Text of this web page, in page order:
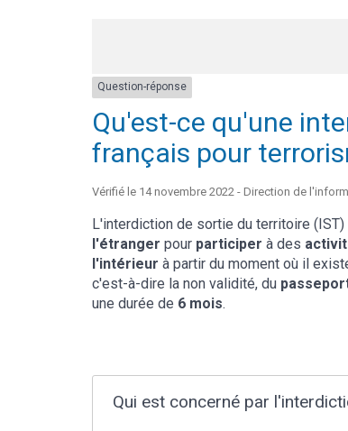
Question-réponse
Qu'est-ce qu'une
français pour
Vérifié le 14 novembre 2022 - Direction de
L'interdiction de sortie du territoire (IST)
l'étranger pour participer à des
l'intérieur à partir du moment où il
c'est-à-dire la non validité, du
une durée de 6 mois.
Qui est concerné par